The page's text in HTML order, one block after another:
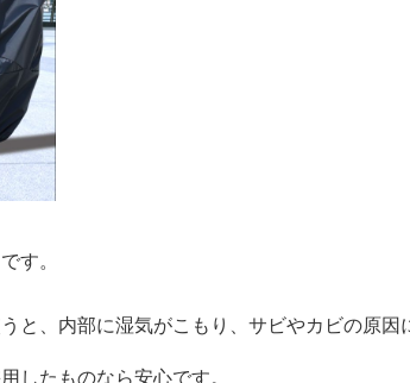
です。
と、内部に湿気がこもり、サビやカビの原因
したものなら安心です。